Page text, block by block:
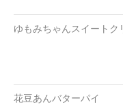
もろみ漬け
麺類
ゆもみちゃんスイートク
花豆あんバターパイ